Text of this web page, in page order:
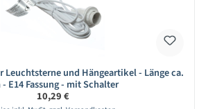
Leuchtsterne und Hängeartikel - Länge ca.
- E14 Fassung - mit Schalter
Regulärer Preis:
10,29 €